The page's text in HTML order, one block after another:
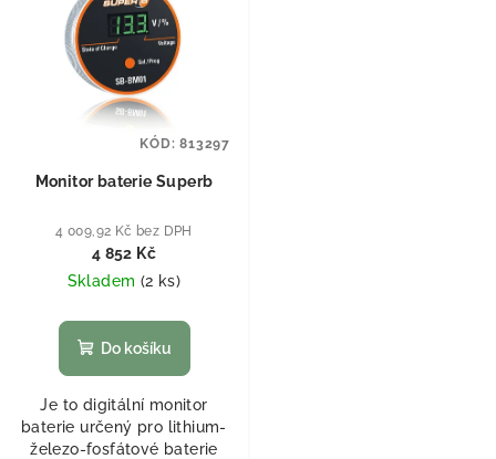
Monitor baterie Superb
4 009,92 Kč bez DPH
4 852 Kč
Skladem (2 ks)
Do košíku
Je to digitální monitor
baterie určený pro lithium-
železo-fosfátové baterie
KÓD:813297